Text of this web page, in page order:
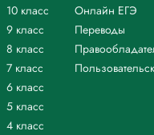
10 класс
9 класс
8 класс
7 класс
6 класс
5 класс
4 класс
Онлайн ЕГЭ
Переводы